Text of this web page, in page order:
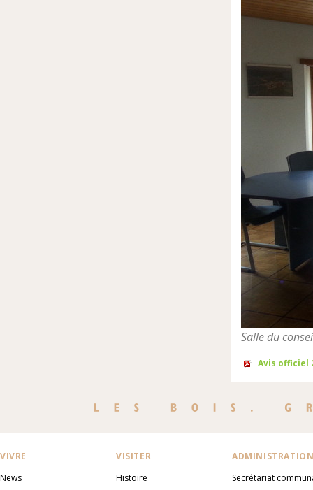
Salle du
Avis officiel
VIVRE
News
VISITER
Histoire
Secrétariat